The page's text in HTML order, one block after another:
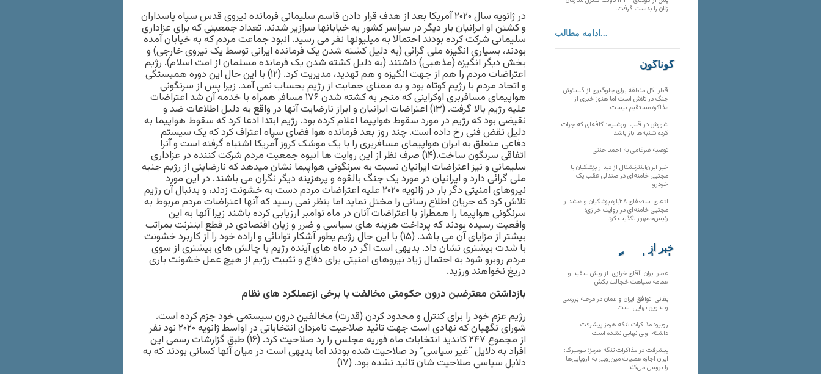
در ژانویه سال ۲۰۲۰ آمریکا بعد از هدف قرار دادن قاسم سلیمانی فرمانده نیروی قدس سپاه پاسداران
و کشتن او ایرانیان بار دیگر در سراسر کشور یه خیابانها سرازیر شدند. تعداد جمعیتی که برای عزاداری
سلیمانی شرکت کرده بودند احتمالا به میلیونها نفر می رسید. انبود جماعت مردم که به خیابان آمده
بودند، بسیاری انگیزه ملی گرائی (به دلیل کشته شدن یک فرمانده ایرانی توسط یک نیروی خارجی) و
بخش دیگر انگیزه (مذهبی) داشتند (به دلیل کشته شدن یک فرمانده مسلمان از امت اسلام). رژیم
اعتراضات مردم را هم از جهت انگیزه و هم تهدید، مدیریت کرد. (۱۲) با این حال این دوره همبستگی
و اتحاد مردم با رژیم کوتاه بود و به معنای حمایت از رژیم بحساب نمی آمد. زیرا پس از سرنگونی
هواپیمای مسافربری اوکراینی که منجر به کشته شدن ۱۷۶ مسافر همراه با خدمه آن شد اعتراضات
علیه رژیم بالا گرفت. (۱۳) اعتراضات ایرانیان و ابراز نارضایت آنها در واقع به دلیل اطلاعات ضد و
نقیضی بود که رژیم در مورد سقوط هواپیما اعلام کرده بود. رژیم ابتدا ادعا کرد که سقوط هواپیما به
دلیل نقض فنی رخ داده است. چند روز بعد فرمانده هوا فضای سپاه اعتراف کرد که یک سیستم
دفاعی متعلق به ایران هواپیمای مسافربری را با یک موشک کروز آمریکا اشتباه گرفته است و آنرا
اتفاقی سرنگون ساخت.(۱۴) صرف نظر از این روایت ها انبوه جمعیت مردم شرکت کننده در عزاداری
سلیمانی و نیز اعتراضات ایرانیان نسبت به سرنگونی هواپیما نشان میدهد که نارضایتی از رژیم جنبه
ملی گرائی دارد و ایرانیان در مورد یک جنگ بالقوه و پرهزینه دیگر نگران می باشند. در این مورد
نیروهای امنیتی دگر بار در ژانویه ۲۰۲۰ علیه اعتراضات مردم دست به خشونت زدند، و بدنبال آن رژیم
تلاش کرد که جریان اطلاع رسانی را مختل نماید اما بنظر نمی رسید که آنها اعتراضات مردم مربوط به
سرنگونی هواپیما را همطراز با اعتراضات آنان در ماه نوامبر ارزیابی کرده باشند زیرا آنها به این
واقعیت رسیده بودند که پرداخت هزینه های سیاسی و ضرر و زیان اقتصادی در قطع اینترنت بمراتب
بیشتر از مزایای آن می باشد. (۱۵) با این حال رژیم یطور آشکار توانائی و اراده خود را از کاربرد خشونت
با شدت بیشتری نشان داد. بدیهی است اگر در ماه های آینده رژیم با چالش های بیشتری از سوی
مردم روبرو شود به احتمال زیاد نیروهای امنیتی برای دفاع و تثبیت رژیم از هیچ عمل خشونت باری
دریغ نخواهند ورزید.
بازداشتن معترضین درون حکومتی مخالفت با برخی ازعملکرد های نظام
رژیم عزم خود را برای کنترل و محدود کردن (قدرت) مخالفین درون سیستمی خود جزم کرده است.
شورای نگهبان که نهادی است جهت تائید صلاحیت نامزدان انتخاباتی در اواسط ژانویه ۲۰۲۰ نود نفر
از مجموع ۲۴۷ کاندید انتخابات ماه فوریه مجلس را رد صلاحیت کرد. (۱۶) طبق گزارشات رسمی این
افراد به دلایل “غیر سیاسی” رد صلاحیت شده بودند اما بدیهی است در میان آنها کسانی بودند که به
دلایل سیاسی صلاحیت شان تائید نشده بود. (۱۷)
زنان را بدست گرفت.
ادامه مطالب...
گوناگون
قطر: کل منطقه برای جلوگیری از گسترش
جنگ در تلاش است اما هنوز خبری از
مذاکره مستقیم نیست
شورش در قلب اورشلیم؛ کافه‌ای که جرات
کرده شنبه‌ها باز باشد
توصیه ضرغامی به احمد جنتی
خبر ایران‌اینترنشنال از دیدار پزشکیان با
مجتبی خامنه‌ای در صندلی عقب یک
خودرو
ادعای استعفای ۲۸باره پزشکیان و هشدار
مجتبی خامنه‌ای در روایت خرازی؛
رئیس‌جمهور تکذیب کرد
خبر از
تارنماهای دیگر
عصر ایران: آقای خرازی! از ریش سفید و
عمامه سیاهت خجالت بکش
بقائی: توافق ایران و عمان در مرحله بررسی
و تدوین نهایی است
روبیو: مذاکرات تنگه هرمز پیشرفت
داشته، ولی نهایی نشده است
پیشرفت در مذاکرات تنگه هرمز؛ بلومبرگ:
ایران اجازه عملیات مین‌روبی به اروپایی‌ها
را بررسی می‌کند